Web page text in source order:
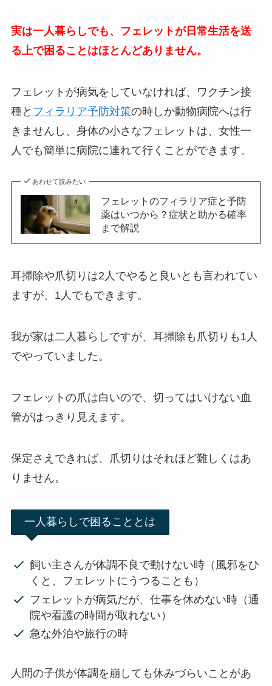
実は一人暮らしでも、フェレットが日常生活を送
る上で困ることはほとんどありません。
フェレットが病気をしていなければ、ワクチン接
種と フィラリア予防対策の時しか動物病院へは行
きませんし、身体の小さなフェレットは、女性一
人でも簡単に病院に連れて行くことができます。
あわせて読みたい
フェレットのフィラリア症と予防
薬はいつから？症状と助かる確率
まで解説
耳掃除や爪切りは2人でやると良いとも言われてい
ますが、1人でもできます。
我が家は二人暮らしですが、耳掃除も爪切りも1人
でやっていました。
フェレットの爪は白いので、切ってはいけない血
管がはっきり見えます。
保定さえできれば、爪切りはそれほど難しくはあ
りません。
一人暮らしで困ることとは
飼い主さんが体調不良で動けない時（風邪をひ
くと、フェレットにうつることも）
フェレットが病気だが、仕事を休めない時（通
院や看護の時間が取れない）
急な外泊や旅行の時
人間の子供が体調を崩しても休みづらいことがあ